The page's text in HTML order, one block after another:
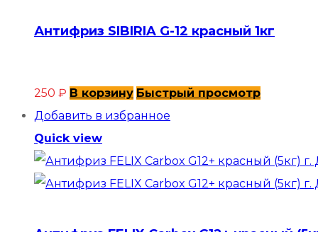
Антифриз SIBIRIA G-12 красный 1кг
250 ₽ В корзину Быстрый просмотр
Добавить в избранное
Quick view